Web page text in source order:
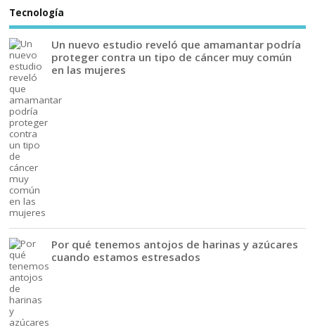
Tecnología
Un nuevo estudio reveló que amamantar podría
proteger contra un tipo de cáncer muy común
en las mujeres
Por qué tenemos antojos de harinas y azúcares
cuando estamos estresados